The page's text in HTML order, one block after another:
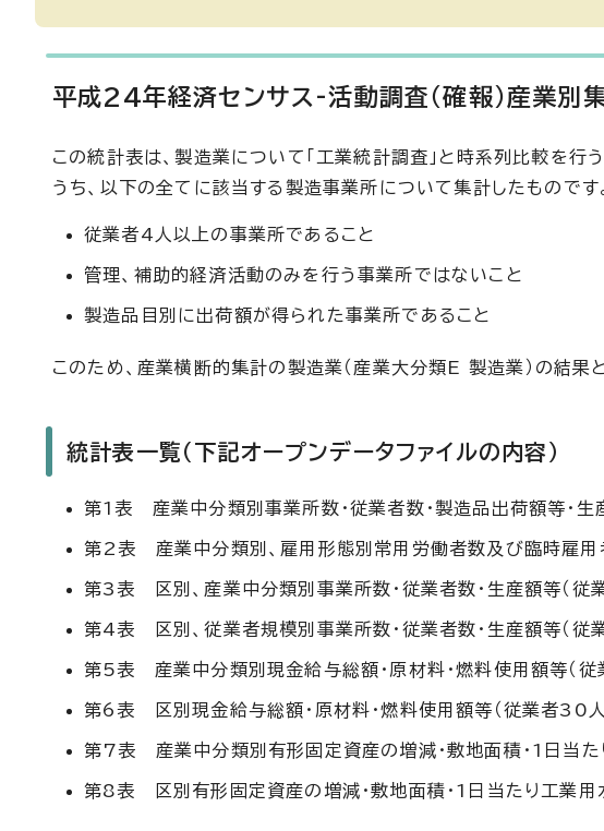
平成24年経済センサス-活動調査（確報）産業別集
この統計表は、製造業について「工業統計調査」と時系列比較を
うち、以下の全てに該当する製造事業所について集計したものです
従業者4人以上の事業所であること
管理、補助的経済活動のみを行う事業所ではないこと
製造品目別に出荷額が得られた事業所であること
このため、産業横断的集計の製造業（産業大分類E 製造業）の結果
統計表一覧（下記オープンデータファイルの内容）
第1表 産業中分類別事業所数・従業者数・製造品出荷額等・生
第2表 産業中分類別、雇用形態別常用労働者数及び臨時雇用
第3表 区別、産業中分類別事業所数・従業者数・生産額等（従
第4表 区別、従業者規模別事業所数・従業者数・生産額等（従
第5表 産業中分類別現金給与総額・原材料・燃料使用額等（
第6表 区別現金給与総額・原材料・燃料使用額等（従業者30人
第7表 産業中分類別有形固定資産の増減・敷地面積・1日当
第8表 区別有形固定資産の増減・敷地面積・1日当たり工業用